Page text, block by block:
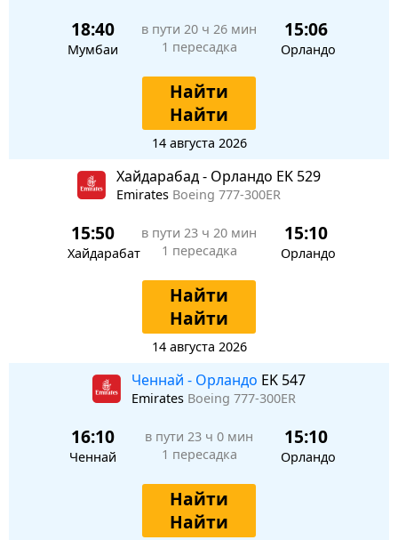
18:40
Мумбаи
в пути 20 ч 26 мин
1 пересадка
15:06
Орландо
Найти
Найти
14 августа 2026
Хайдарабад - Орландо EK 529
Emirates Boeing 777-300ER
15:50
Хайдарабат
в пути 23 ч 20 мин
1 пересадка
15:10
Орландо
Найти
Найти
14 августа 2026
Ченнай - Орландо EK 547
Emirates Boeing 777-300ER
16:10
Ченнай
в пути 23 ч 0 мин
1 пересадка
15:10
Орландо
Найти
Найти